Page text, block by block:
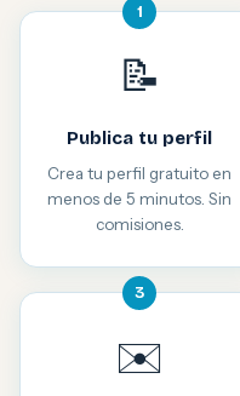
1
📝
Publica tu perfil
Crea tu perfil gratuito en
menos de 5 minutos. Sin
comisiones.
3
✉️